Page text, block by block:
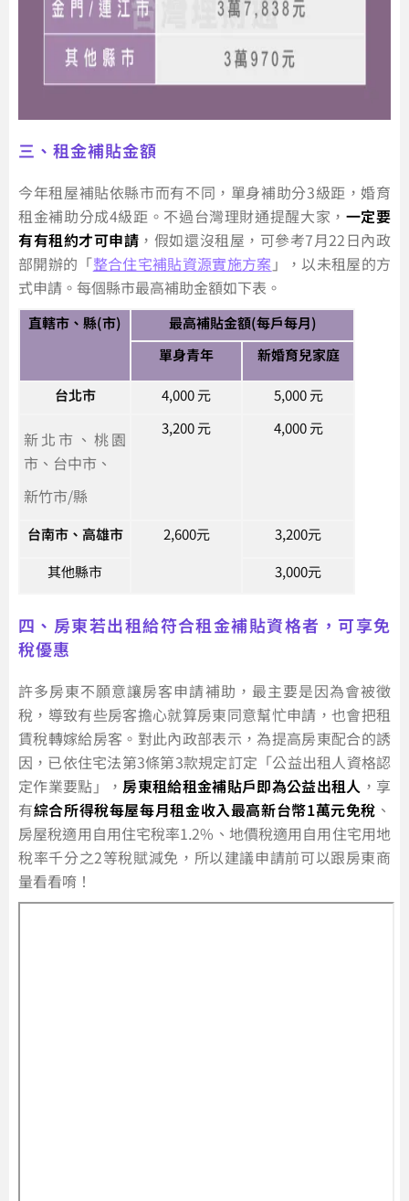
三、租金補貼金額
今年租屋補貼依縣市而有不同，單身補助分3級距，婚育
租金補助分成4級距。不過台灣理財通提醒大家， 一定要
有有租約才可申請 ，假如還沒租屋，可參考7月22日內政
部開辦的「整合住宅補貼資源實施方案 」，以未租屋的方
式申請。每個縣市最高補助金額如下表。
直轄市、縣(市)
最高補貼金額(每戶每月)
單身青年
新婚育兒家庭
台北市 4,000 元 5,000 元
新北市、桃園
市、台中市、
新竹市/縣
3,200 元 4,000 元
台南市、高雄市 2,600元
3,200元
其他縣市
3,000元
四、房東若出租給符合租金補貼資格者，可享免
稅優惠
許多房東不願意讓房客申請補助，最主要是因為會被徵
稅，導致有些房客擔心就算房東同意幫忙申請，也會把租
賃稅轉嫁給房客。對此內政部表示，為提高房東配合的誘
因，已依住宅法第3條第3款規定訂定「公益出租人資格認
定作業要點」， 房東租給租金補貼戶即為公益出租人 ，享
有綜合所得稅每屋每月租金收入最高新台幣1萬元免稅 、
房屋稅適用自用住宅稅率1.2%、地價稅適用自用住宅用地
稅率千分之2等稅賦減免，所以建議申請前可以跟房東商
量看看唷！